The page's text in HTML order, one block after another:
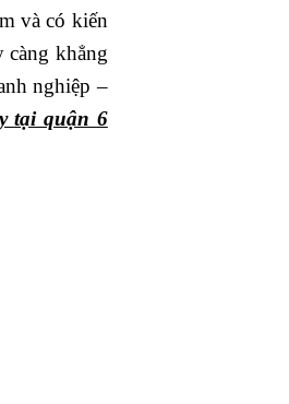
và có kiến
khẳng
nghiệp –
tại quận 6